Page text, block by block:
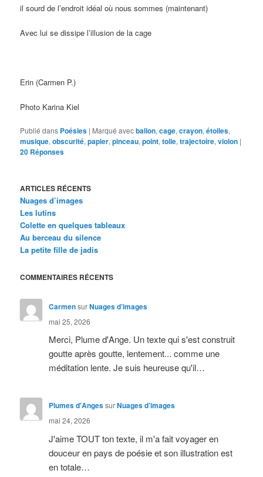
il sourd de l’endroit idéal où nous sommes (maintenant)
Avec lui se dissipe l’illusion de la cage
Erin (Carmen P.)
Photo Karina Kiel
Publié dans Poésies | Marqué avecballon,cage,crayon,étoiles,
musique,obscurité,papier,pinceau,point,toile,trajectoire,violon |
20 Réponses
ARTICLES RÉCENTS
Nuages d’images
Les lutins
Colette en quelques tableaux
Au berceau du silence
La petite fille de jadis
COMMENTAIRES RÉCENTS
CarmensurNuages d’images
mai 25, 2026
Merci, Plume d'Ange. Un texte qui s'est construit
goutte après goutte, lentement... comme une
méditation lente. Je suis heureuse qu'il…
Plumes d'AngessurNuages d’images
mai 24, 2026
J'aime TOUT ton texte, il m'a fait voyager en
douceur en pays de poésie et son illustration est
en totale…